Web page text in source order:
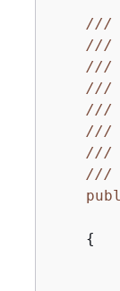
///
///
///
///
///
///
///
///
{